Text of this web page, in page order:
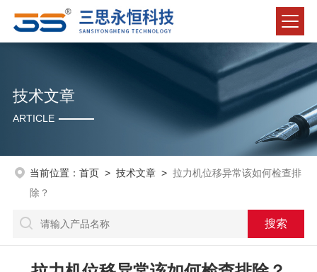
技术文章
ARTICLE
当前位置： 首页> 技术文章> 拉力机位移异常该如何检查排
除？